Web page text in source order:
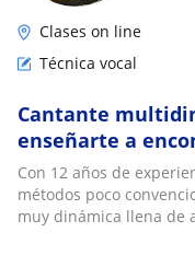
Clases on line
Técnica vocal
Cantante
enseñarte a
Con 12 años de
métodos poco
muy dinámica llena de